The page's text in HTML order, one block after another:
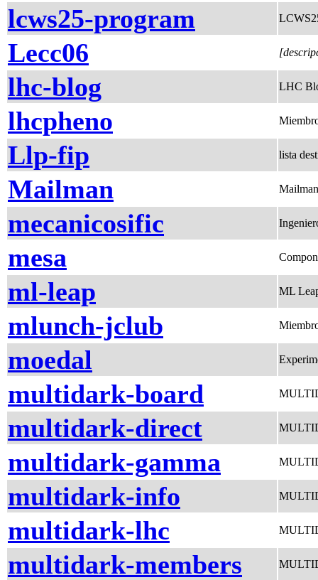
lcws25-program
Lecc06
lhc-blog LHC
lhcpheno
Llp-fip lista
Mailman
mecanicosific
mesa
ml-leap ML
mlunch-jclub
moedal
multidark-board
multidark-direct
multidark-gamma
multidark-info
multidark-lhc
multidark-members